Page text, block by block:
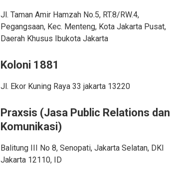
Jl. Taman Amir Hamzah No.5, RT.8/RW.4,
Pegangsaan, Kec. Menteng, Kota Jakarta Pusat,
Daerah Khusus Ibukota Jakarta
Koloni 1881
Jl. Ekor Kuning Raya 33 jakarta 13220
Praxsis (Jasa Public Relations dan
Komunikasi)
Balitung III No 8, Senopati, Jakarta Selatan, DKI
Jakarta 12110, ID